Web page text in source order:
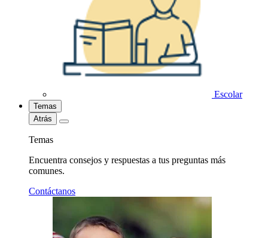
Escolar
Temas
Atrás
Temas
Encuentra consejos y respuestas a tus preguntas más
comunes.
Contáctanos